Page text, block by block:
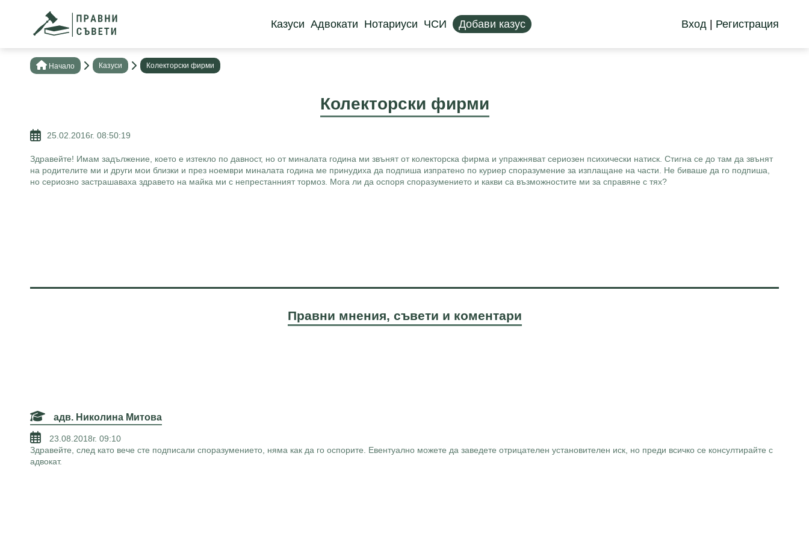
Казуси Адвокати Нотариуси ЧСИ Добави казус Вход | Регистрация
Нaчало Казуси Колекторски фирми
Колекторски фирми
25.02.2016г. 08:50:19
Здравейте! Имам задължение, което е изтекло по давност, но от миналата година ми звънят от колекторска фирма и упражняват сериозен психически натиск. Стигна се до там да звънят
на родителите ми и други мои близки и през ноември миналата година ме принудиха да подпиша изпратено по куриер споразумение за изплащане на части. Не биваше да го подпиша,
но сериозно застрашаваха здравето на майка ми с непрестанният тормоз. Мога ли да оспоря споразумението и какви са възможностите ми за справяне с тях?
Правни мнения, съвети и коментари
адв. Николина Митова
23.08.2018г. 09:10
Здравейте, след като вече сте подписали споразумението, няма как да го оспорите. Евентуално можете да заведете отрицателен установителен иск, но преди всичко се консултирайте с
адвокат.